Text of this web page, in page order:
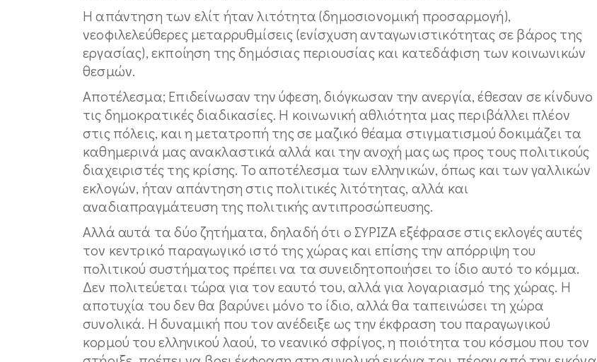
Η απάντηση των ελίτ ήταν λιτότητα (δημοσιονομική προσαρμογή),
νεοφιλελεύθερες μεταρρυθμίσεις (ενίσχυση ανταγωνιστικότητας σε βάρος της
εργασίας), εκποίηση της δημόσιας περιουσίας και κατεδάφιση των κοινωνικών
θεσμών.
Αποτέλεσμα; Επιδείνωσαν την ύφεση, διόγκωσαν την ανεργία, έθεσαν σε κίνδυνο
τις δημοκρατικές διαδικασίες. Η κοινωνική αθλιότητα μας περιβάλλει πλέον
στις πόλεις, και η μετατροπή της σε μαζικό θέαμα στιγματισμού δοκιμάζει τα
καθημερινά μας ανακλαστικά αλλά και την ανοχή μας ως προς τους πολιτικούς
διαχειριστές της κρίσης. Το αποτέλεσμα των ελληνικών, όπως και των γαλλικών
εκλογών, ήταν απάντηση στις πολιτικές λιτότητας, αλλά και
αναδιαπραγμάτευση της πολιτικής αντιπροσώπευσης.
Αλλά αυτά τα δύο ζητήματα, δηλαδή ότι ο ΣΥΡΙΖΑ εξέφρασε στις εκλογές αυτές
τον κεντρικό παραγωγικό ιστό της χώρας και επίσης την απόρριψη του
πολιτικού συστήματος πρέπει να τα συνειδητοποιήσει το ίδιο αυτό το κόμμα.
Δεν πολιτεύεται τώρα για τον εαυτό του, αλλά για λογαριασμό της χώρας. Η
αποτυχία του δεν θα βαρύνει μόνο το ίδιο, αλλά θα ταπεινώσει τη χώρα
συνολικά. Η δυναμική που τον ανέδειξε ως την έκφραση του παραγωγικού
κορμού του ελληνικού λαού, το νεανικό σφρίγος, η ποιότητα του κόσμου που τον